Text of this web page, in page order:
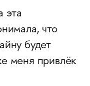
эта
что
будет
меня привлёк